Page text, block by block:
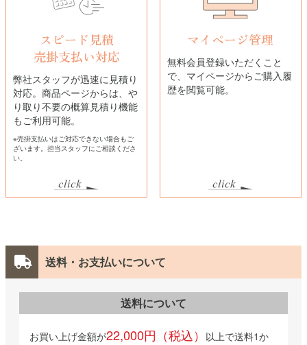
スピード見積
売掛支払い対応
弊社スタッフが迅速に見積り
対応。商品ページからは、や
り取り不要の概算見積り機能
もご利用可能。
※売掛支払いはご対応できない場合もご
ざいます。担当スタッフにご相談くださ
い。
マイページ管理
無料会員登録いただくこと
で、マイページからご購入履
歴を閲覧可能。
送料・お支払いについて
送料について
お買い上げ金額が22,000円（税込） 以上で送料1か